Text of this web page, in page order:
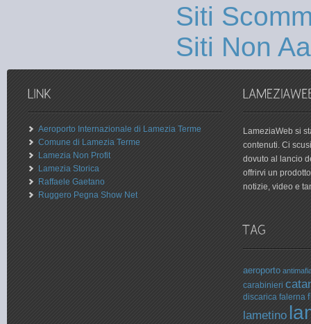
Siti
Siti Non
Aeroporto Internazionale di Lamezia Terme
Comune di Lamezia Terme
Lamezia Non Profit
Lamezia Storica
Raffaele Gaetano
Ruggero Pegna Show Net
LameziaWeb si
contenuti. Ci
dovuto al lancio
offrirvi un
notizie, video e
aeroporto
carabinieri
discarica falerna
lametino